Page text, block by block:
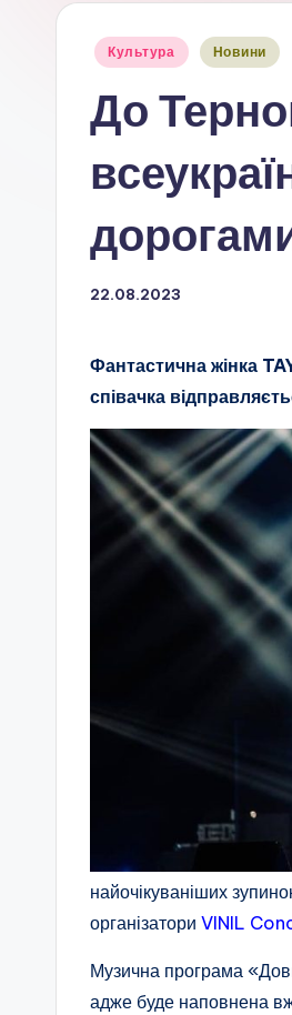
Опубліковано
Культура Новини
До
22.08.2023
Фантастична жінка
співачка
найочікуваніших
організатори VINIL
Музична програма
адже буде наповнена